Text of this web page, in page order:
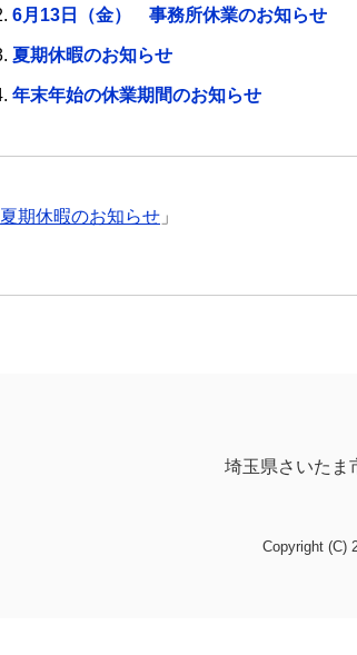
6月13日（金） 事務所休業のお知らせ
夏期休暇のお知らせ
年末年始の休業期間のお知らせ
夏期休暇のお知らせ 」
埼玉県さいたま
Copyright (C)